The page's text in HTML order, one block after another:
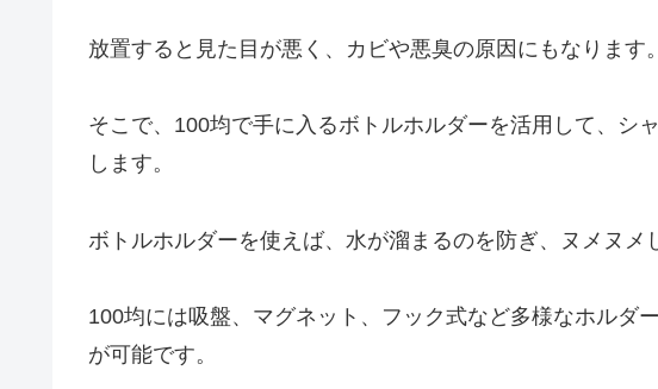
放置すると見た目が悪く、カビや悪臭の原因にもなります。
そこで、100均で手に入るボトルホルダーを活用して、シ
します。
ボトルホルダーを使えば、水が溜まるのを防ぎ、ヌメヌメ
100均には吸盤、マグネット、フック式など多様なホルダ
が可能です。